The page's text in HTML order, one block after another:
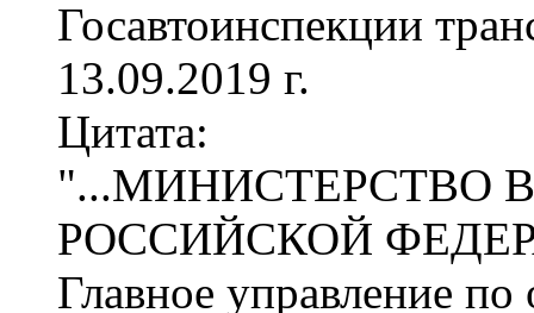
Госавтоинспекции
13.09.2019 г.
Цитата:
"...МИНИСТЕРСТВО
РОССИЙСКОЙ
Главное управление